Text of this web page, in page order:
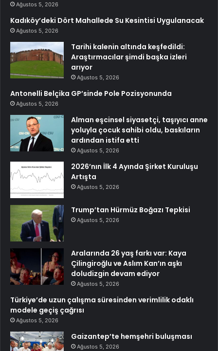
Ağustos 5, 2026
Kadıköy’deki Dört Mahallede Su Kesintisi Uygulanacak
Ağustos 5, 2026
Tarihi kalenin altında keşfedildi:
Araştırmacılar şimdi başka izleri
arıyor
Ağustos 5, 2026
Antonelli Belçika GP’sinde Pole Pozisyonunda
Ağustos 5, 2026
Alman eşcinsel siyasetçi, taşıyıcı anne
yoluyla çocuk sahibi oldu, baskıların
ardından istifa etti
Ağustos 5, 2026
2026’nın İlk 4 Ayında Şirket Kuruluşu
Artışta
Ağustos 5, 2026
Trump’tan Hürmüz Boğazı Tepkisi
Ağustos 5, 2026
Aralarında 26 yaş farkı var: Kaya
Çilingiroğlu ve Aslım Kan’ın aşkı
doludizgin devam ediyor
Ağustos 5, 2026
Türkiye’de uzun çalışma süresinden verimlilik odaklı
modele geçiş çağrısı
Ağustos 5, 2026
Gaizantep’te hemşehri buluşması
Ağustos 5, 2026